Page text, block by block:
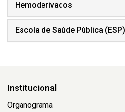
Hemoderivados
Escola de Saúde Pública (ESP)
Institucional
Organograma